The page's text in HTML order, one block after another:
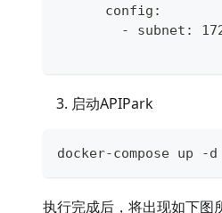
      config:
- subnet:
启动APIPark
docker-compose up -d
执行完成后，将出现如下图